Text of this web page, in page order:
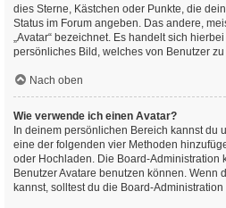
dies Sterne, Kästchen oder Punkte, die
Status im Forum angeben. Das andere,
„Avatar“ bezeichnet. Es handelt sich
persönliches Bild, welches von Benutzer
Nach oben
Wie verwende ich einen Avatar?
In deinem persönlichen Bereich kannst du
eine der folgenden vier Methoden
oder Hochladen. Die Board-Administration
Benutzer Avatare benutzen können. Wenn
kannst, solltest du die Board-